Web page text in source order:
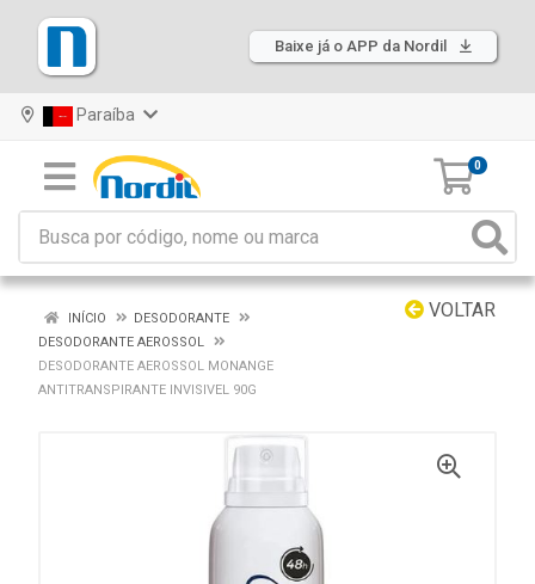
Baixe já o APP da Nordil
Paraíba
0
VOLTAR
INÍCIO
DESODORANTE
DESODORANTE AEROSSOL
DESODORANTE AEROSSOL MONANGE
ANTITRANSPIRANTE INVISIVEL 90G